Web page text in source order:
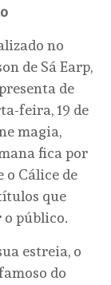
no
de Sá Earp,
de
feira, 19 de
magia,
fica por
o Cálice de
que
público.
estreia, o
do